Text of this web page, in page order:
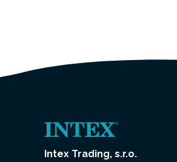
Intex Trading, s.r.o.